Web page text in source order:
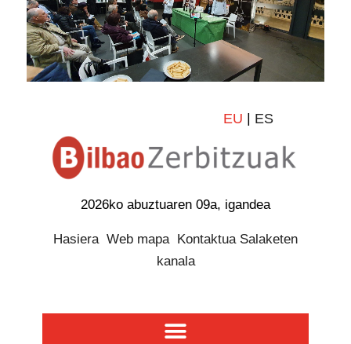
EU | ES
2026ko abuztuaren 09a, igandea
Hasiera Web mapa Kontaktua Salaketen
kanala